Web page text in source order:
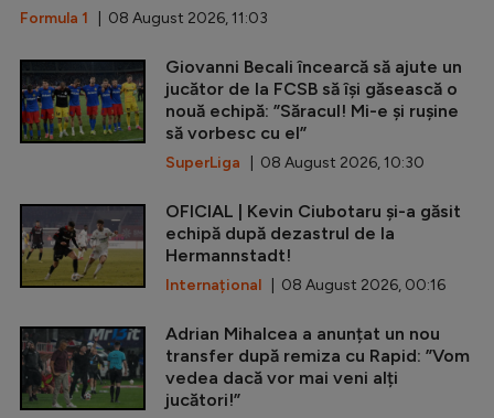
Formula 1 | 08 August 2026, 11:03
Giovanni Becali încearcă să ajute un
jucător de la FCSB să își găsească o
nouă echipă: ”Săracul! Mi-e și rușine
să vorbesc cu el”
SuperLiga | 08 August 2026, 10:30
OFICIAL | Kevin Ciubotaru și-a găsit
echipă după dezastrul de la
Hermannstadt!
Internațional | 08 August 2026, 00:16
Adrian Mihalcea a anunțat un nou
transfer după remiza cu Rapid: ”Vom
vedea dacă vor mai veni alți
jucători!”